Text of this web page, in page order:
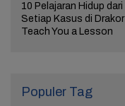
10 Pelajaran Hidup dari
Setiap Kasus di Drakor
Teach You a Lesson
Populer Tag